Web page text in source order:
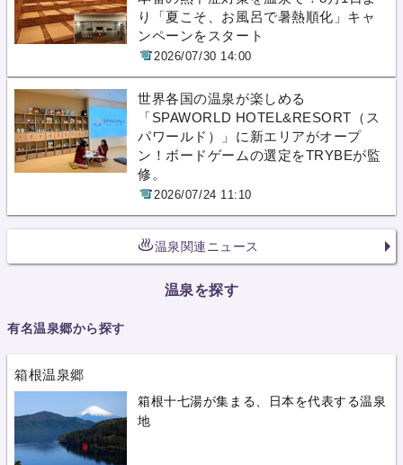
り「夏こそ、お風呂で暑熱順化」キャ
ンペーンをスタート
2026/07/30 14:00
世界各国の温泉が楽しめる
「SPAWORLD HOTEL&RESORT（ス
パワールド）」に新エリアがオープ
ン！ボードゲームの選定をTRYBEが監
修。
2026/07/24 11:10
温泉関連ニュース
温泉を探す
有名温泉郷から探す
箱根温泉郷
箱根十七湯が集まる、日本を代表する温泉
地